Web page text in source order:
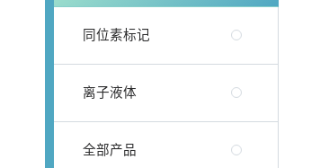
同位素标记
离子液体
全部产品